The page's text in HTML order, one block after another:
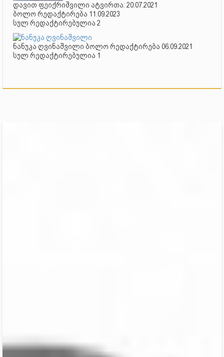
დავით ფეიქრიშვილი ატვირთა: 20.07.2021
ბოლო რედაქტირება 11.09.2023
სულ რედაქტირებულია 2
ნანუკა ღვინაშვილი ბოლო რედაქტირება 06.09.2021
სულ რედაქტირებულია 1